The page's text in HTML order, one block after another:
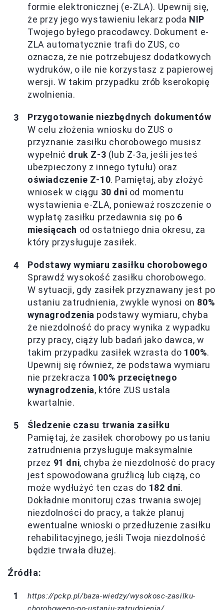
formie elektronicznej (e-ZLA). Upewnij się,
że przy jego wystawieniu lekarz poda NIP
Twojego byłego pracodawcy. Dokument e-
ZLA automatycznie trafi do ZUS, co
oznacza, że nie potrzebujesz dodatkowych
wydruków, o ile nie korzystasz z papierowej
wersji. W takim przypadku zrób kserokopię
zwolnienia.
Przygotowanie niezbędnych dokumentów
W celu złożenia wniosku do ZUS o
przyznanie zasiłku chorobowego musisz
wypełnić druk Z-3 (lub Z-3a, jeśli jesteś
ubezpieczony z innego tytułu) oraz
oświadczenie Z-10. Pamiętaj, aby złożyć
wniosek w ciągu 30 dni od momentu
wystawienia e-ZLA, ponieważ roszczenie o
wypłatę zasiłku przedawnia się po 6
miesiącach od ostatniego dnia okresu, za
który przysługuje zasiłek.
Podstawy wymiaru zasiłku chorobowego
Sprawdź wysokość zasiłku chorobowego.
W sytuacji, gdy zasiłek przyznawany jest po
ustaniu zatrudnienia, zwykle wynosi on 80%
wynagrodzenia podstawy wymiaru, chyba
że niezdolność do pracy wynika z wypadku
przy pracy, ciąży lub badań jako dawca, w
takim przypadku zasiłek wzrasta do 100%.
Upewnij się również, że podstawa wymiaru
nie przekracza 100% przeciętnego
wynagrodzenia, które ZUS ustala
kwartalnie.
Śledzenie czasu trwania zasiłku
Pamiętaj, że zasiłek chorobowy po ustaniu
zatrudnienia przysługuje maksymalnie
przez 91 dni, chyba że niezdolność do pracy
jest spowodowana gruźlicą lub ciążą, co
może wydłużyć ten czas do 182 dni.
Dokładnie monitoruj czas trwania swojej
niezdolności do pracy, a także planuj
ewentualne wnioski o przedłużenie zasiłku
rehabilitacyjnego, jeśli Twoja niezdolność
będzie trwała dłużej.
Źródła:
https://pckp.pl/baza-wiedzy/wysokosc-zasilku-